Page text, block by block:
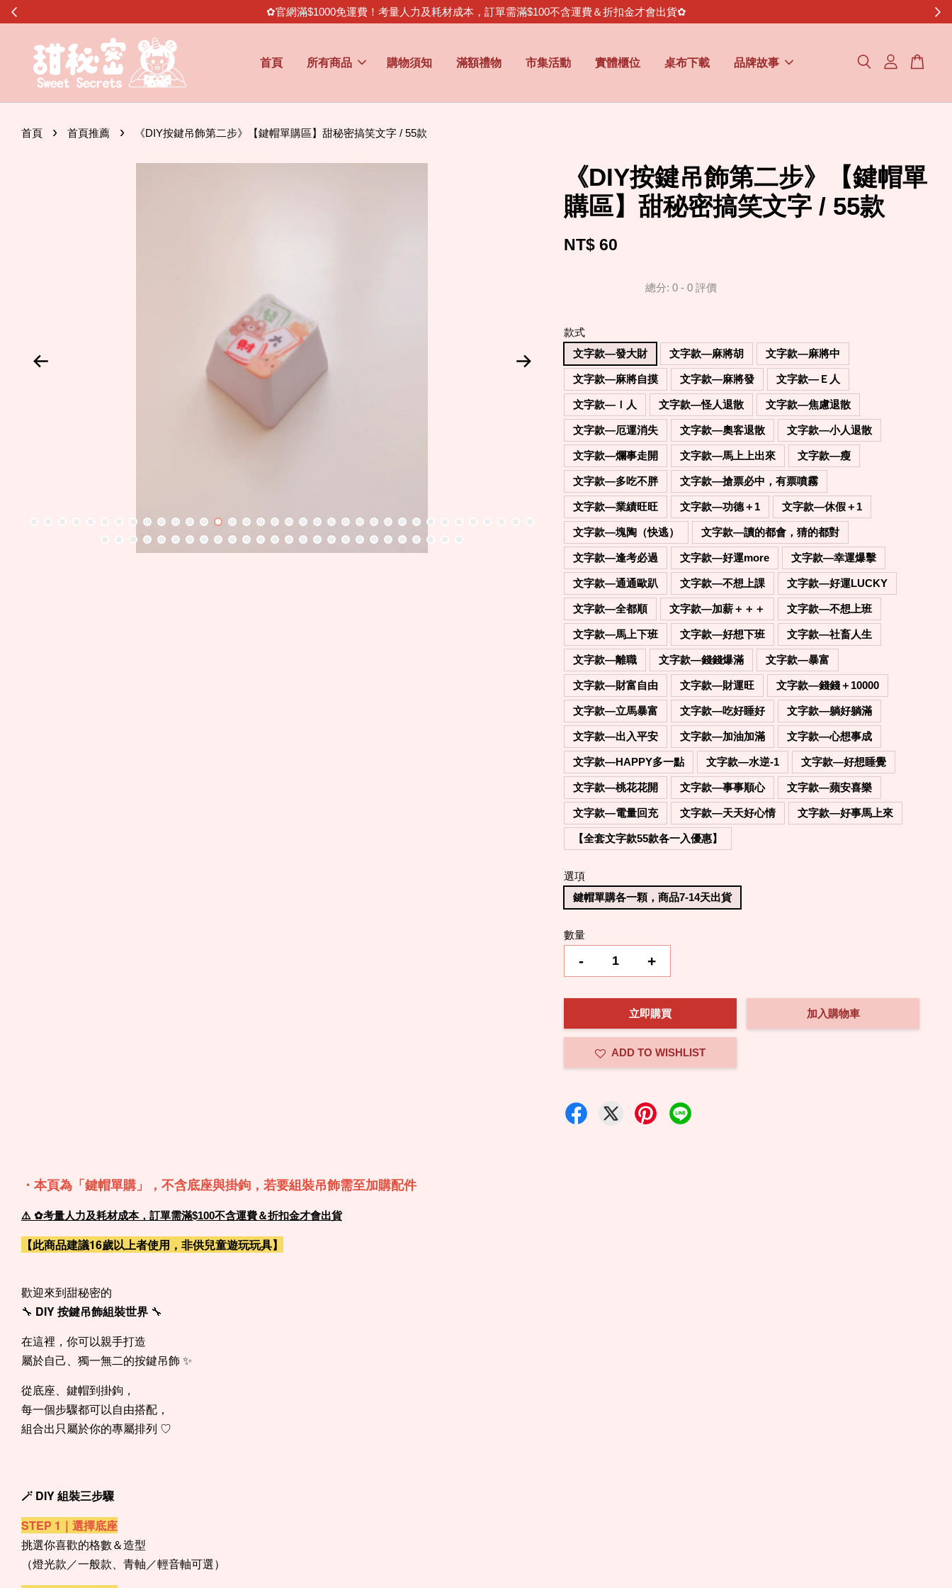
✿官網滿$1000免運費！考量人力及耗材成本，訂單需滿$100不含運費＆折扣金才會出貨✿
首頁 所有商品 購物須知 滿額禮物 市集活動 實體櫃位 桌布下載 品牌故事
首頁 › 首頁推薦 › 《DIY按鍵吊飾第二步》【鍵帽單購區】甜秘密搞笑文字 / 55款
《DIY按鍵吊飾第二步》【鍵帽單
購區】甜秘密搞笑文字 / 55款
NT$ 60
總分:0 -0 評價
款式
文字款—發大財
文字款—麻將胡 文字款—麻將中
文字款—麻將自摸 文字款—麻將發 文字款—Ｅ人
文字款—Ｉ人 文字款—怪人退散 文字款—焦慮退散
文字款—厄運消失 文字款—奧客退散 文字款—小人退散
文字款—爛事走開 文字款—馬上上出來 文字款—瘦
文字款—多吃不胖 文字款—搶票必中，有票噴霧
文字款—業績旺旺 文字款—功德＋1 文字款—休假＋1
文字款—塊陶（快逃） 文字款—讀的都會，猜的都對
文字款—逢考必過 文字款—好運more 文字款—幸運爆擊
文字款—通通歐趴 文字款—不想上課 文字款—好運LUCKY
文字款—全都順 文字款—加薪＋＋＋ 文字款—不想上班
文字款—馬上下班 文字款—好想下班 文字款—社畜人生
文字款—離職 文字款—錢錢爆滿 文字款—暴富
文字款—財富自由 文字款—財運旺 文字款—錢錢＋10000
文字款—立馬暴富 文字款—吃好睡好 文字款—躺好躺滿
文字款—出入平安 文字款—加油加滿 文字款—心想事成
文字款—HAPPY多一點 文字款—水逆-1 文字款—好想睡覺
文字款—桃花花開 文字款—事事順心 文字款—蘋安喜樂
文字款—電量回充 文字款—天天好心情 文字款—好事馬上來
【全套文字款55款各一入優惠】
選項
鍵帽單購各一顆，商品7-14天出貨
數量
- +
立即購買 加入購物車
ADD TO WISHLIST
・本頁為「鍵帽單購」， 不含底座與掛鉤，若要組裝吊飾需至加購配件
⚠️ ✿考量人力及耗材成本，訂單需滿$100不含運費＆折扣金才會出貨
【此商品建議16歲以上者使用，非供兒童遊玩玩具】
歡迎來到甜秘密的
🔧 DIY 按鍵吊飾組裝世界 🔧
在這裡，你可以親手打造
屬於自己、獨一無二的按鍵吊飾 ✨
從底座、鍵帽到掛鉤，
每一個步驟都可以自由搭配，
組合出只屬於你的專屬排列 ♡
🪄 DIY 組裝三步驟
STEP 1｜選擇底座
挑選你喜歡的格數＆造型
（燈光款／一般款、青軸／輕音軸可選）